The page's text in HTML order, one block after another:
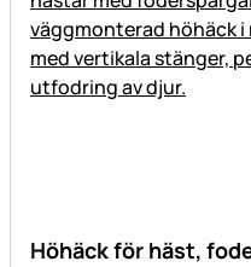
Höhäck för häst,